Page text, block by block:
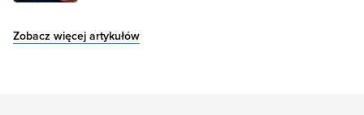
Zobacz więcej artykułów